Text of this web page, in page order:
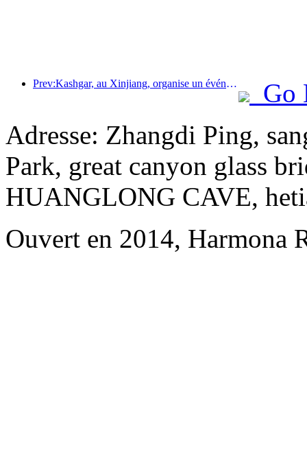
Prev:Kashgar, au Xinjiang, organise un événement de promotion touristique pour favoriser les échanges interethniques.
Go
Adresse: Zhangdi Ping,
Park, great canyon glass
HUANGLONG CAVE,
Ouvert en 2014, Harmona